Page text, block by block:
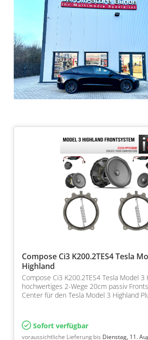
Compose Ci3 K200.2TES4 Tesla
Highland
Compose Ci3 K200.2TES4 Tesla Model 3
hochwertiges 2-Wege 20cm passiv Frontsystem plus
Center für den Tesla Model 3 Highland
Sofort verfügbar
voraussichtliche Lieferung bis Dienstag, 11.